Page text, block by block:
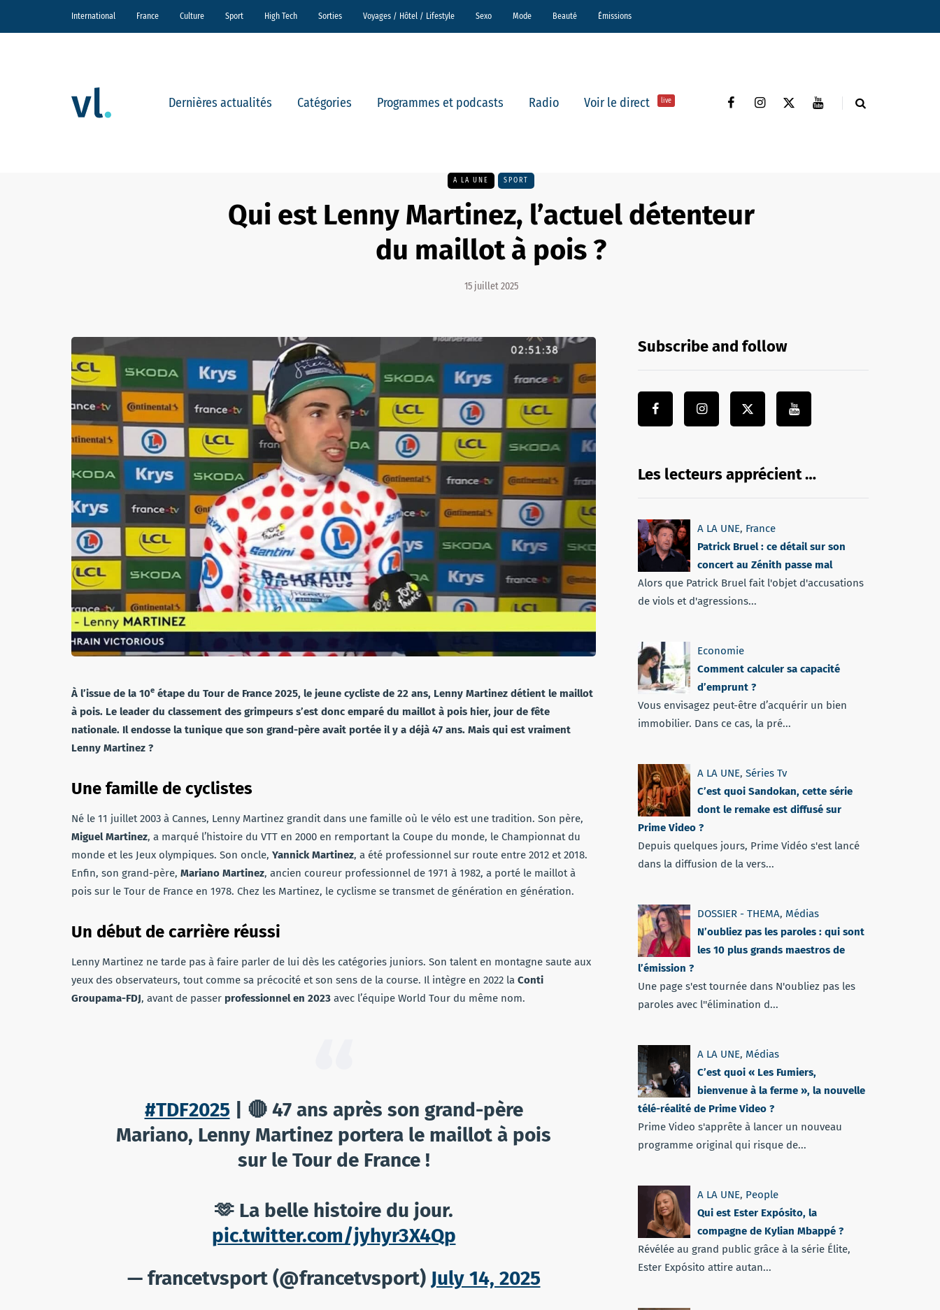
International France Culture Sport High Tech Sorties Voyages / Hôtel / Lifestyle Sexo Mode Beauté Émissions
Dernières actualités Catégories Programmes et podcasts Radio Voir le direct live
A LA UNE SPORT
Qui est Lenny Martinez, l’actuel détenteur
du maillot à pois ?
15 juillet 2025
À l’issue de la 10e étape du Tour de France 2025, le jeune cycliste de 22 ans, Lenny Martinez détient le maillot
à pois. Le leader du classement des grimpeurs s’est donc emparé du maillot à pois hier, jour de fête
nationale. Il endosse la tunique que son grand-père avait portée il y a déjà 47 ans. Mais qui est vraiment
Lenny Martinez ?
Une famille de cyclistes
Né le 11 juillet 2003 à Cannes, Lenny Martinez grandit dans une famille où le vélo est une tradition. Son père,
Miguel Martinez, a marqué l’histoire du VTT en 2000 en remportant la Coupe du monde, le Championnat du
monde et les Jeux olympiques. Son oncle, Yannick Martinez, a été professionnel sur route entre 2012 et 2018.
Enfin, son grand-père, Mariano Martinez, ancien coureur professionnel de 1971 à 1982, a porté le maillot à
pois sur le Tour de France en 1978. Chez les Martinez, le cyclisme se transmet de génération en génération.
Un début de carrière réussi
Lenny Martinez ne tarde pas à faire parler de lui dès les catégories juniors. Son talent en montagne saute aux
yeux des observateurs, tout comme sa précocité et son sens de la course. Il intègre en 2022 la Conti
Groupama-FDJ, avant de passer professionnel en 2023 avec l’équipe World Tour du même nom.
#TDF2025 | 🔴 47 ans après son grand-père
Mariano, Lenny Martinez portera le maillot à pois
sur le Tour de France !
🫶 La belle histoire du jour.
pic.twitter.com/jyhyr3X4Qp
— francetvsport (@francetvsport) July 14, 2025
Subscribe and follow
Les lecteurs apprécient …
A LA UNE, France
Patrick Bruel : ce détail sur son
concert au Zénith passe mal
Alors que Patrick Bruel fait l'objet d'accusations
de viols et d'agressions...
Economie
Comment calculer sa capacité
d’emprunt ?
Vous envisagez peut-être d’acquérir un bien
immobilier. Dans ce cas, la pré...
A LA UNE, Séries Tv
C’est quoi Sandokan, cette série
dont le remake est diffusé sur
Prime Video ?
Depuis quelques jours, Prime Vidéo s'est lancé
dans la diffusion de la vers...
DOSSIER - THEMA, Médias
N’oubliez pas les paroles : qui sont
les 10 plus grands maestros de
l’émission ?
Une page s'est tournée dans N'oubliez pas les
paroles avec l''élimination d...
A LA UNE, Médias
C’est quoi « Les Fumiers,
bienvenue à la ferme », la nouvelle
télé-réalité de Prime Video ?
Prime Video s'apprête à lancer un nouveau
programme original qui risque de...
A LA UNE, People
Qui est Ester Expósito, la
compagne de Kylian Mbappé ?
Révélée au grand public grâce à la série Élite,
Ester Expósito attire autan...